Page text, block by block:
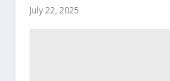
July 22, 2025